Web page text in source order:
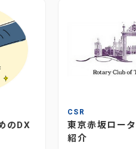
のDX
CSR
東京赤坂ロー
紹介